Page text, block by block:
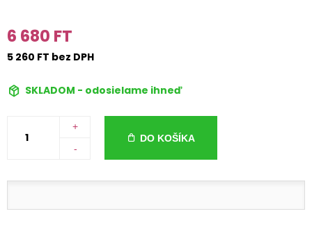
6 680 FT
5 260 FT bez DPH
SKLADOM - odosielame ihneď
+
-
DO KOŠÍKA